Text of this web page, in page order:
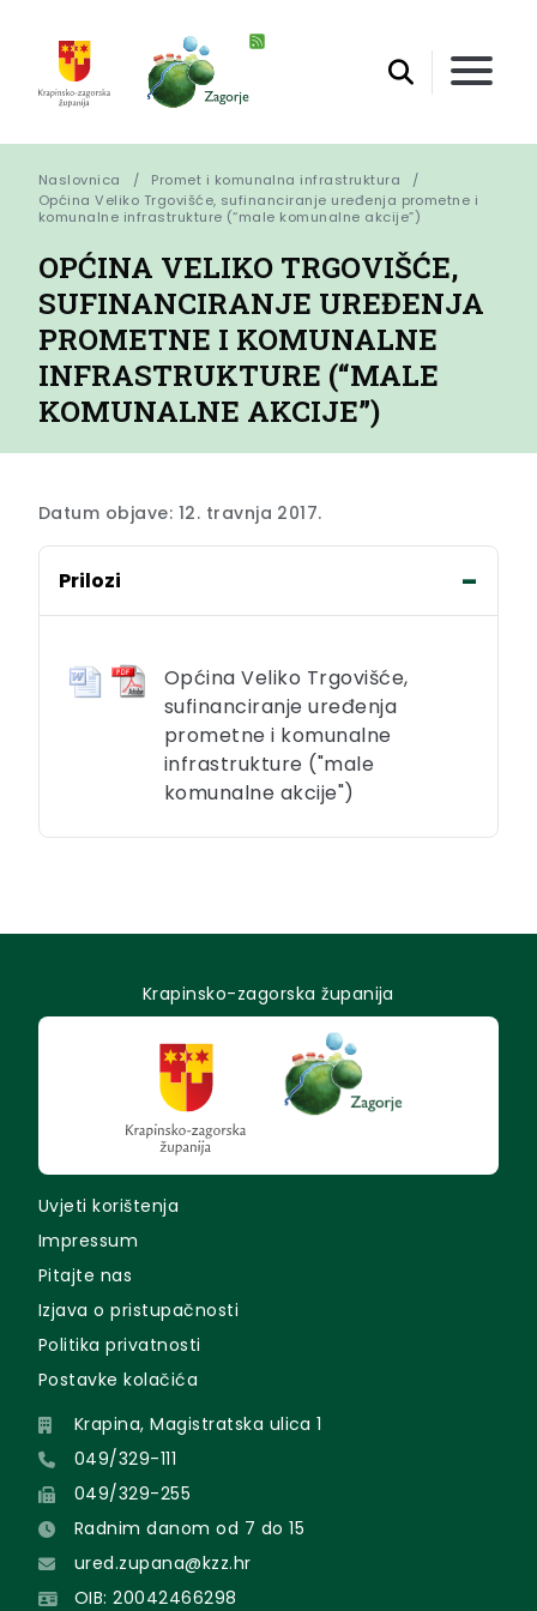
Naslovnica
Promet i komunalna infrastruktura
Općina Veliko Trgovišće, sufinanciranje uređenja prometne i
komunalne infrastrukture (“male komunalne akcije”)
OPĆINA VELIKO TRGOVIŠĆE,
SUFINANCIRANJE UREĐENJA
PROMETNE I KOMUNALNE
INFRASTRUKTURE (“MALE
KOMUNALNE AKCIJE”)
Datum objave: 12. travnja 2017.
Prilozi
Općina Veliko Trgovišće,
sufinanciranje uređenja
prometne i komunalne
infrastrukture ("male
komunalne akcije")
Krapinsko-zagorska županija
Uvjeti korištenja
Impressum
Pitajte nas
Izjava o pristupačnosti
Politika privatnosti
Postavke kolačića
Krapina, Magistratska ulica 1
049/329-111
049/329-255
Radnim danom od 7 do 15
ured.zupana@kzz.hr
OIB: 20042466298